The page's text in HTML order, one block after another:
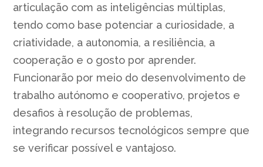
articulação com as inteligências múltiplas,
tendo como base potenciar a curiosidade, a
criatividade, a autonomia, a resiliência, a
cooperação e o gosto por aprender.
Funcionarão por meio do desenvolvimento de
trabalho autónomo e cooperativo, projetos e
desafios à resolução de problemas,
integrando recursos tecnológicos sempre que
se verificar possível e vantajoso.